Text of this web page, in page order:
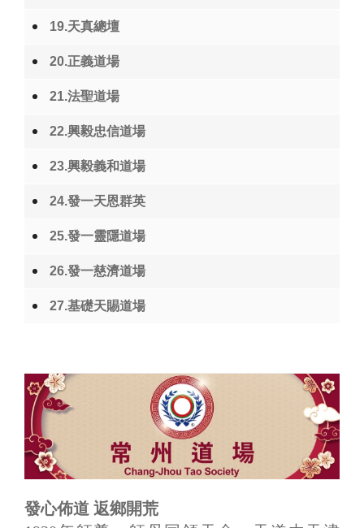
19.天真總壇
20.正義道場
21.法聖道場
22.興毅忠信道場
23.興毅義和道場
24.發一天恩群英
25.發一靈隱道場
26.發一慈濟道場
27.基礎天賜道場
發心佈道 返鄉開荒